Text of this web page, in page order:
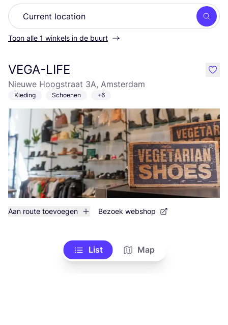
Zoek
Toon alle 1 winkels in de buurt
VEGA-LIFE
Nieuwe Hoogstraat 3A, Amsterdam
Kleding Schoenen +6
Aan route toevoegen Bezoek webshop
like
List Map